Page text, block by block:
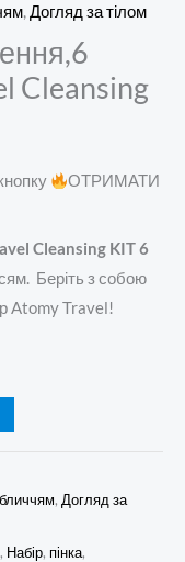
,Догляд за тілом
Cleansing
ОТРИМАТИ
Cleansing KIT 6
Беріть з собою
Atomy Travel!
, Догляд за
, Набір, пінка,